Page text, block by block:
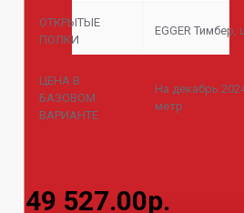
ОТКРЫТЫЕ
ПОЛКИ
EGGER Тимбер,
ЦЕНА В
БАЗОВОМ
ВАРИАНТЕ
На декабрь
метр
49 527.00р.